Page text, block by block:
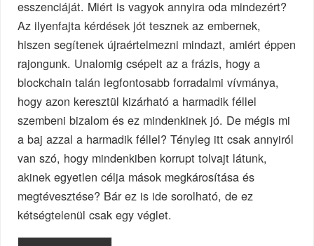
esszenciáját. Miért is vagyok annyira oda mindezért?
Az ilyenfajta kérdések jót tesznek az embernek,
hiszen segítenek újraértelmezni mindazt, amiért éppen
rajongunk. Unalomig csépelt az a frázis, hogy a
blockchain talán legfontosabb forradalmi vívmánya,
hogy azon keresztül kizárható a harmadik féllel
szembeni bizalom és ez mindenkinek jó. De mégis mi
a baj azzal a harmadik féllel? Tényleg itt csak annyiról
van szó, hogy mindenkiben korrupt tolvajt látunk,
akinek egyetlen célja mások megkárosítása és
megtévesztése? Bár ez is ide sorolható, de ez
kétségtelenül csak egy véglet.